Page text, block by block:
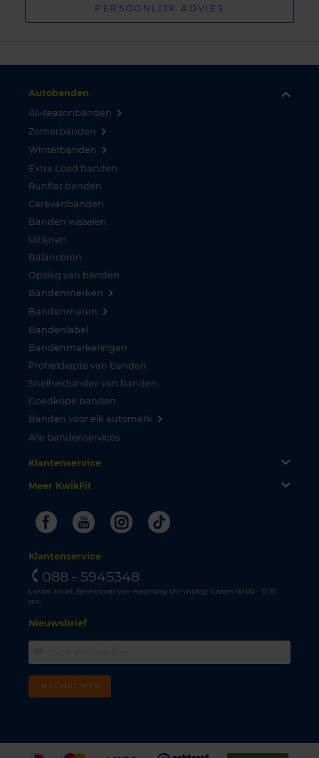
PERSOONLIJK ADVIES
Autobanden
All-seasonbanden
Zomerbanden
Winterbanden
Extra Load banden
Runflat banden
Caravanbanden
Banden wisselen
Uitlijnen
Balanceren
Opslag van banden
Bandenmerken
Bandenmaten
Bandenlabel
Bandenmarkeringen
Profieldiepte van banden
Snelheidsindex van banden
Goedkope banden
Banden voor elk automerk
Alle bandenservices
Klantenservice
Meer KwikFit
FacebookYoutubeInstagram
Tiktok
Klantenservice
088 - 5945348
Lokaal tarief. Bereikbaar van maandag t/m vrijdag tussen 08.00 - 17.30
uur.
Nieuwsbrief
INSCHRIJVEN